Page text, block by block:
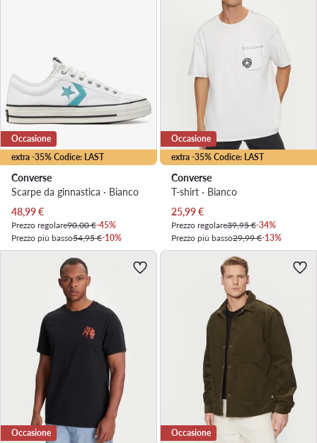
extra -35% Codice: LAST
Occasione
Converse
Scarpe da ginnastica · Bianco
Prezzo attuale
48,99€
Prezzo regolare90,00 €-45%
Prezzo più basso54,95 €-10%
extra -35% Codice: LAST
Occasione
Converse
T-shirt · Bianco
Prezzo attuale
25,99€
Prezzo regolare39,95 €-34%
Prezzo più basso29,99 €-13%
Occasione Occasione